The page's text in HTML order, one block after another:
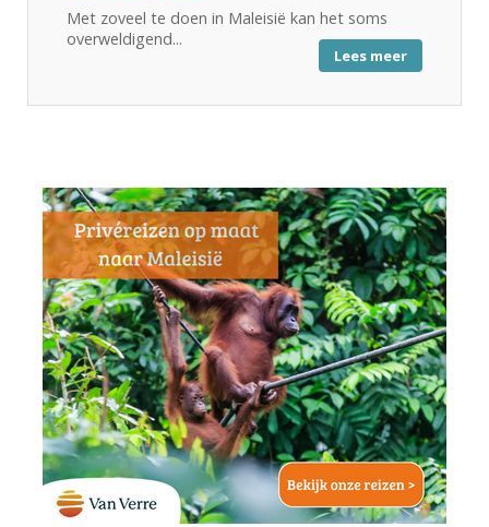
Met zoveel te doen in Maleisië kan het soms
overweldigend...
Lees meer